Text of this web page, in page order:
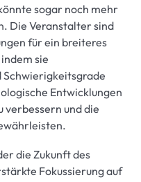
sogar noch mehr
Die Veranstalter sind
für ein breiteres
sie
Schwierigkeitsgrade
Entwicklungen
verbessern und die
die Zukunft des
Fokussierung auf